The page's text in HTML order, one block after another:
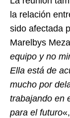
la relación
sido afectada
Marelbys
equipo y no
Ella está de
mucho por
trabajando en
para el futuro